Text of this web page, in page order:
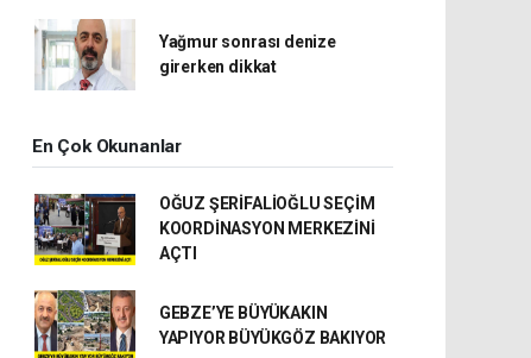
Yağmur sonrası denize
girerken dikkat
En Çok Okunanlar
OĞUZ ŞERİFALİOĞLU SEÇİM
KOORDİNASYON MERKEZİNİ
AÇTI
GEBZE’YE BÜYÜKAKIN
YAPIYOR BÜYÜKGÖZ BAKIYOR